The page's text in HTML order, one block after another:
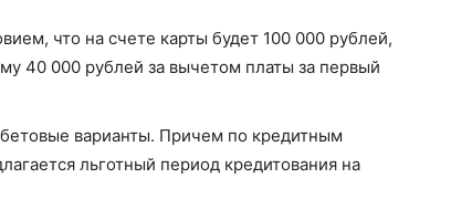
что на счете карты будет 100 000 рублей,
40 000 рублей за вычетом платы за первый
варианты. Причем по кредитным
льготный период кредитования на